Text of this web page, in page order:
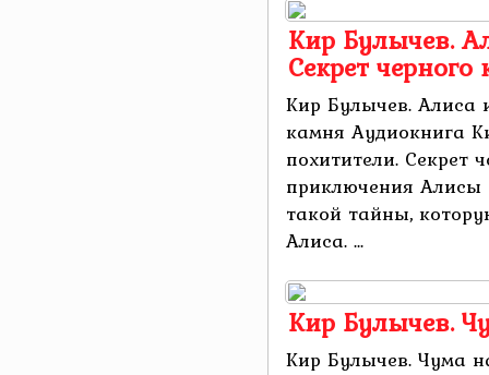
Кир Булычев.
Секрет черного
Кир Булычев. Алиса
камня Аудиокнига
похитители. Секрет
приключения Алисы
такой тайны,
Алиса. ...
Кир Булычев.
Кир Булычев. Чума